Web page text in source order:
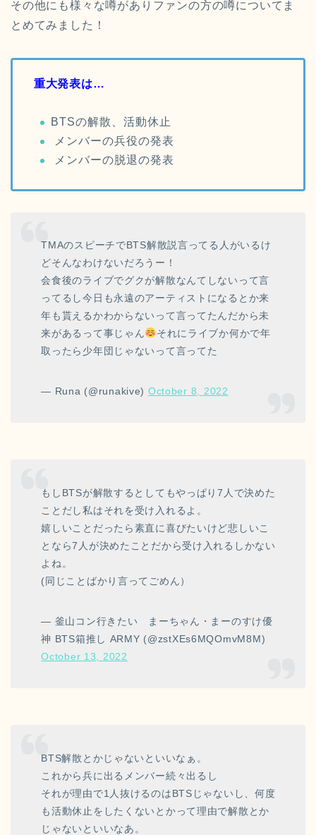
その他にも様々な噂がありファンの方の噂についてま
とめてみました！
重大発表は…
BTSの解散、活動休止
メンバーの兵役の発表
メンバーの脱退の発表
TMAのスピーチでBTS解散説言ってる人がいるけ
どそんなわけないだろうー！
会食後のライブでグクが解散なんてしないって言
ってるし今日も永遠のアーティストになるとか来
年も貰えるかわからないって言ってたんだから未
来があるって事じゃん
それにライブか何かで年
取ったら少年団じゃないって言ってた
— Runa (@runakive) October 8, 2022
もしBTSが解散するとしてもやっぱり7人で決めた
ことだし私はそれを受け入れるよ。
嬉しいことだったら素直に喜びたいけど悲しいこ
となら7人が決めたことだから受け入れるしかない
よね。
(同じことばかり言ってごめん）
— 釜山コン行きたい まーちゃん・まーのすけ優
神 BTS箱推し ARMY (@zstXEs6MQOmvM8M)
October 13, 2022
BTS解散とかじゃないといいなぁ。
これから兵に出るメンバー続々出るし
それが理由で1人抜けるのはBTSじゃないし、何度
も活動休止をしたくないとかって理由で解散とか
じゃないといいなあ。